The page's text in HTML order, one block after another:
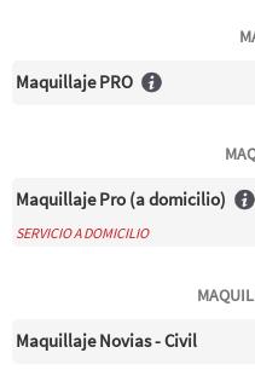
Maquillaje PRO
Maquillaje Pro (a domicilio)
SERVICIO A DOMICILIO
Maquillaje Novias - Civil